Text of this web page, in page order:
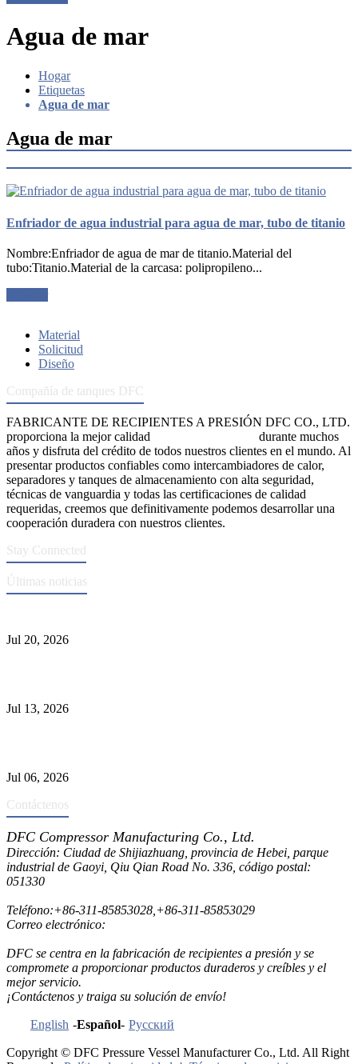
Agua de mar
Hogar
Etiquetas
Agua de mar
Agua de mar
Enfriador de agua industrial para agua de mar, tubo de titanio
Nombre:Enfriador de agua de mar de titanio.Material del
tubo:Titanio.Material de la carcasa: polipropileno...
Material
Solicitud
Diseño
Compañía de tanques DFC
FABRICANTE DE RECIPIENTES A PRESIÓN DFC CO., LTD.
proporciona la mejor calidad
durante muchos
años y disfruta del crédito de todos nuestros clientes en el mundo. Al
presentar productos confiables como intercambiadores de calor,
separadores y tanques de almacenamiento con alta seguridad,
técnicas de vanguardia y todas las certificaciones de calidad
requeridas, creemos que definitivamente podemos desarrollar una
cooperación duradera con nuestros clientes.
Stay Connected
Últimas noticias
Jul 20, 2026
Jul 13, 2026
Jul 06, 2026
Contáctenos
DFC Compressor Manufacturing Co., Ltd.
Dirección: Ciudad de Shijiazhuang, provincia de Hebei, parque
industrial de Gaoyi, Qiu Qian Road No. 336, código postal:
051330
Teléfono:+86-311-85853028 +86-311-85853029
Correo electrónico:
DFC se centra en la fabricación de recipientes a presión y se
compromete a proporcionar productos duraderos y creíbles y el
mejor servicio.
¡Contáctenos y traiga su solución de envío!
English -Español- Русский
Copyright © DFC Pressure Vessel Manufacturer Co., Ltd. All Right